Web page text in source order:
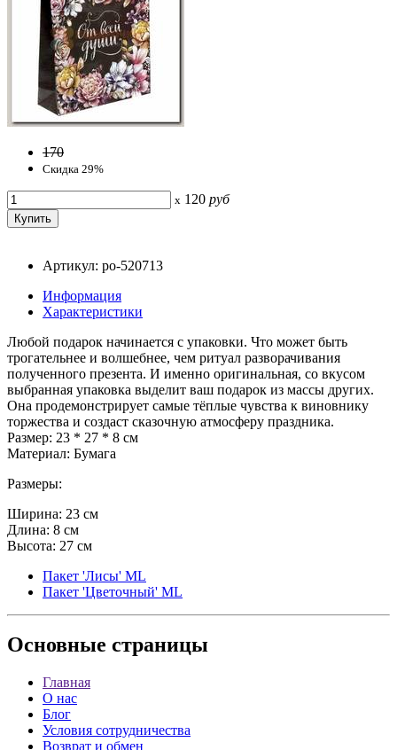
170
Скидка 29%
x 120 руб
Артикул: po-520713
Информация
Характеристики
Любой подарок начинается с упаковки. Что может быть
трогательнее и волшебнее, чем ритуал разворачивания
полученного презента. И именно оригинальная, со вкусом
выбранная упаковка выделит ваш подарок из массы других.
Она продемонстрирует самые тёплые чувства к виновнику
торжества и создаст сказочную атмосферу праздника.
Размер: 23 * 27 * 8 см
Материал: Бумага
Размеры:
Ширина: 23 см
Длина: 8 см
Высота: 27 см
Пакет 'Лисы' ML
Пакет 'Цветочный' ML
Основные страницы
Главная
О нас
Блог
Условия сотрудничества
Возврат и обмен